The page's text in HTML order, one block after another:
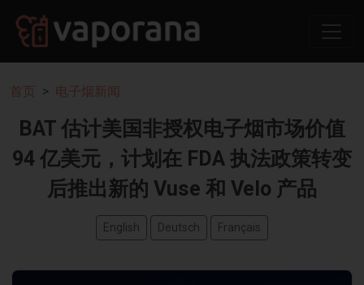
首页 电子烟新闻
BAT 估计美国非授权电子烟市场价值
94 亿美元，计划在 FDA 执法政策转变
后推出新的 Vuse 和 Velo 产品
English Deutsch Français